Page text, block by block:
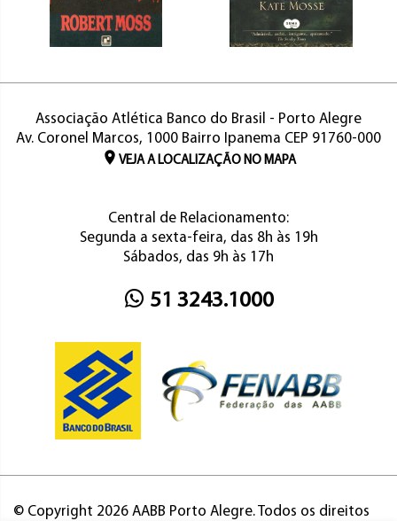
Associação Atlética Banco do Brasil - Porto Alegre
Av. Coronel Marcos, 1000 Bairro Ipanema CEP 91760-000
VEJA A LOCALIZAÇÃO NO MAPA
Central de Relacionamento:
Segunda a sexta-feira, das 8h às 19h
Sábados, das 9h às 17h
51 3243.1000
© Copyright 2026 AABB Porto Alegre. Todos os direitos